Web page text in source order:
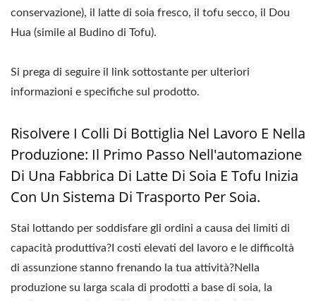
conservazione), il latte di soia fresco, il tofu secco, il Dou
Hua (simile al Budino di Tofu).
Si prega di seguire il link sottostante per ulteriori
informazioni e specifiche sul prodotto.
Risolvere I Colli Di Bottiglia Nel Lavoro E Nella
Produzione: Il Primo Passo Nell'automazione
Di Una Fabbrica Di Latte Di Soia E Tofu Inizia
Con Un Sistema Di Trasporto Per Soia.
Stai lottando per soddisfare gli ordini a causa dei limiti di
capacità produttiva?I costi elevati del lavoro e le difficoltà
di assunzione stanno frenando la tua attività?Nella
produzione su larga scala di prodotti a base di soia, la